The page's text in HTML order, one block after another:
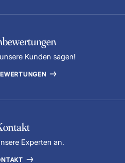
Kunden sagen!
Experten an.